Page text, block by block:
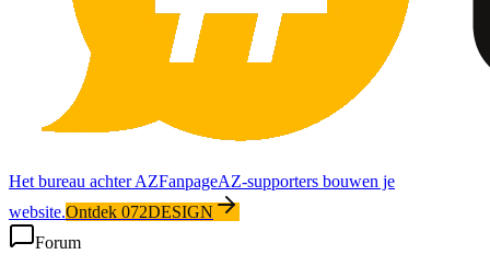
Het bureau achter AZFanpageAZ-supporters bouwen je
website.Ontdek 072DESIGN
Forum